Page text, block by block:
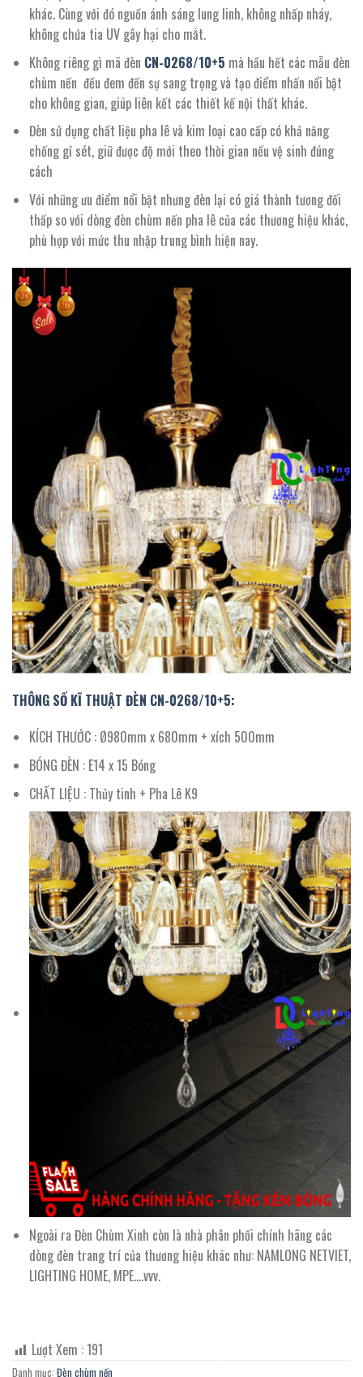
khác. Cùng với đó nguồn ánh sáng lung linh, không nhấp nháy,
không chứa tia UV gây hại cho mắt.
Không riêng gì mã đèn CN-0268/10+5 mà hầu hết các mẫu đèn
chùm nến đều đem đến sự sang trọng và tạo điểm nhấn nổi bật
cho không gian, giúp liên kết các thiết kế nội thất khác.
Đèn sử dụng chất liệu pha lê và kim loại cao cấp có khả năng
chống gỉ sét, giữ được độ mới theo thời gian nếu vệ sinh đúng
cách
Với những ưu điểm nổi bật nhưng đèn lại có giá thành tương đối
thấp so với dòng đèn chùm nến pha lê của các thương hiệu khác,
phù hợp với mức thu nhập trung bình hiện nay.
THÔNG SỐ KĨ THUẬT ĐÈN CN-0268/10+5:
KÍCH THƯỚC : Ø980mm x 680mm + xích 500mm
BÓNG ĐÈN : E14 x 15 Bóng
CHẤT LIỆU : Thủy tinh + Pha Lê K9
Ngoài ra Đèn Chùm Xinh còn là nhà phân phối chính hãng các
dòng đèn trang trí của thương hiệu khác như: NAMLONG NETVIET,
LIGHTING HOME, MPE….vvv.
Lượt Xem :191
Danh mục: Đèn chùm nến